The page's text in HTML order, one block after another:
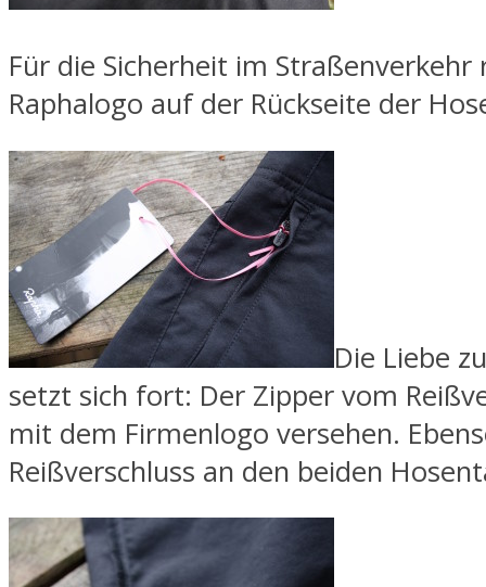
Für die Sicherheit im
Raphalogo auf der Rückseite der
Die Liebe
setzt sich fort: Der Zipper vom
mit dem Firmenlogo versehen.
Reißverschluss an den beiden